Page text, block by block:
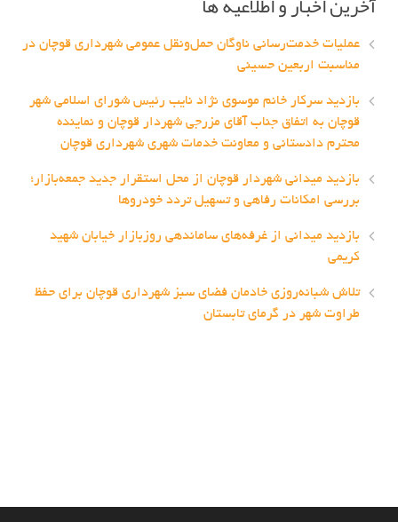
عملیات خدمت‌رسانی ناوگان حمل‌ونقل عمومی شهرداری قوچان در
مناسبت اربعین حسینی
بازدید سرکار خانم موسوی نژاد نایب رئیس شورای اسلامی شهر
قوچان به اتفاق جناب آقای مزرجی شهردار قوچان و نماینده
محترم دادستانی و معاونت خدمات شهری شهرداری قوچان
بازدید میدانی شهردار قوچان از محل استقرار جدید جمعه‌بازار؛
بررسی امکانات رفاهی و تسهیل تردد خودروها
بازدید میدانی از غرفه‌های ساماندهی روزبازار خیابان شهید
کریمی
تلاش شبانه‌روزی خادمان فضای سبز شهرداری قوچان برای حفظ
طراوت شهر در گرمای تابستان